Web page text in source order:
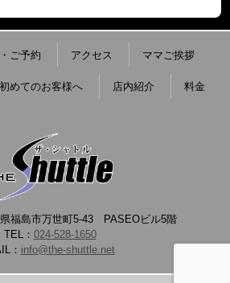
ご予約 アクセス ママご挨拶
初めてのお客様へ 店内紹介 料金
福島市万世町5-43 PASEOビル5階
TEL： 024-528-1650
： info@the-shuttle.net